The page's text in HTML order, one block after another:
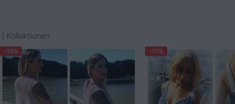
Kollektionen
-10% -10%